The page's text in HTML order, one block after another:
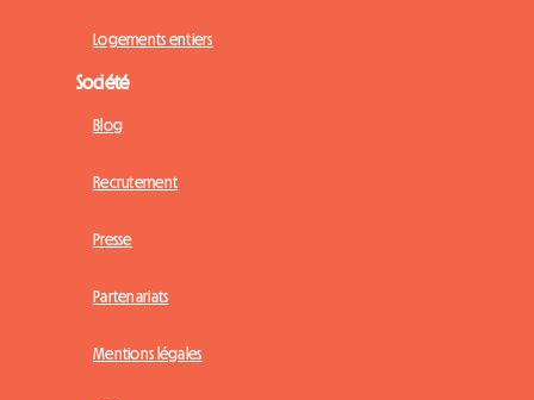
Logements entiers
Société
Blog
Recrutement
Presse
Partenariats
Mentions légales